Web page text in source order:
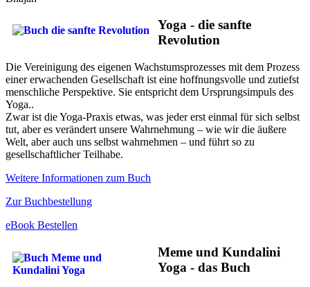
Yoga - die sanfte
Revolution
Die Vereinigung des eigenen Wachstumsprozesses mit dem Prozess
einer erwachenden Gesellschaft ist eine hoffnungsvolle und zutiefst
menschliche Perspektive. Sie entspricht dem Ursprungsimpuls des
Yoga..
Zwar ist die Yoga-Praxis etwas, was jeder erst einmal für sich selbst
tut, aber es verändert unsere Wahrnehmung – wie wir die äußere
Welt, aber auch uns selbst wahrnehmen – und führt so zu
gesellschaftlicher Teilhabe.
Weitere Informationen zum Buch
Zur Buchbestellung
eBook Bestellen
Meme und Kundalini
Yoga - das Buch